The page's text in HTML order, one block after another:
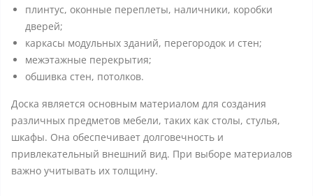
плинтус, оконные переплеты, наличники, коробки
дверей;
каркасы модульных зданий, перегородок и стен;
межэтажные перекрытия;
обшивка стен, потолков.
Доска является основным материалом для создания
различных предметов мебели, таких как столы, стулья,
шкафы. Она обеспечивает долговечность и
привлекательный внешний вид. При выборе материалов
важно учитывать их толщину.